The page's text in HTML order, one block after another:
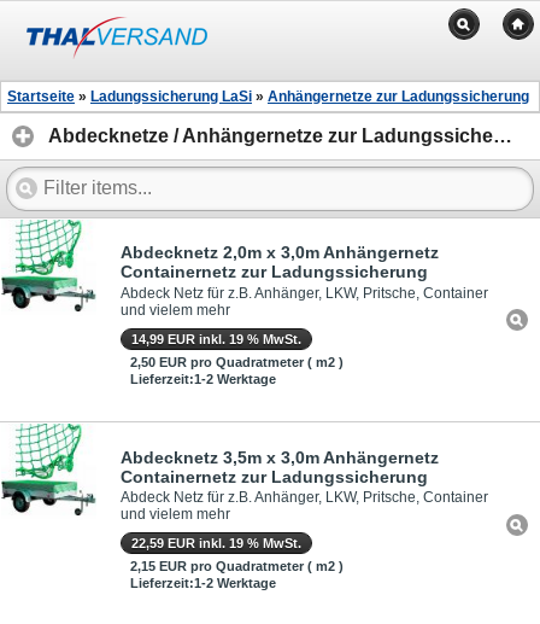
Startseite » Ladungssicherung LaSi » Anhängernetze zur Ladungssicherung
Abdecknetze / Anhängernetze zur Ladungssicherung
Abdecknetz 2,0m x 3,0m Anhängernetz
Containernetz zur Ladungssicherung
Abdeck Netz für z.B. Anhänger, LKW, Pritsche, Container
und vielem mehr
14,99 EUR inkl. 19 % MwSt.
2,50 EUR pro Quadratmeter ( m2 )
Lieferzeit:1-2 Werktage
Abdecknetz 3,5m x 3,0m Anhängernetz
Containernetz zur Ladungssicherung
Abdeck Netz für z.B. Anhänger, LKW, Pritsche, Container
und vielem mehr
22,59 EUR inkl. 19 % MwSt.
2,15 EUR pro Quadratmeter ( m2 )
Lieferzeit:1-2 Werktage